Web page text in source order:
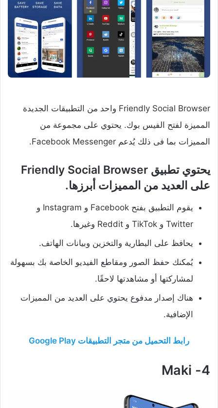
Friendly Social Browser‏ واحد من التطبيقات الجديدة
المميزة لفتح الفيس بوك. يحتوي على مجموعة من
المميزات بما فى ذلك يُدعم Facebook Messenger.
على العديد من المميزات أبرزها.
يقوم التطبيق بفتح Facebook و Instagram و
Twitter و TikTok و Reddit وغيرها.
يحافظ على البطارية والتخزين وبيانات الهاتف.
يُمكنك حفظ الصور ومقاطع الفيديو الخاصة بك بسهولة
لمشاركتها أو مشاهدتها لاحقًا.
هناك إصدار مدفوع يحتوي على العديد من المميزات
الإضافية.
رابط التحميل من متجر التطبيقات Google Play
4- Maki